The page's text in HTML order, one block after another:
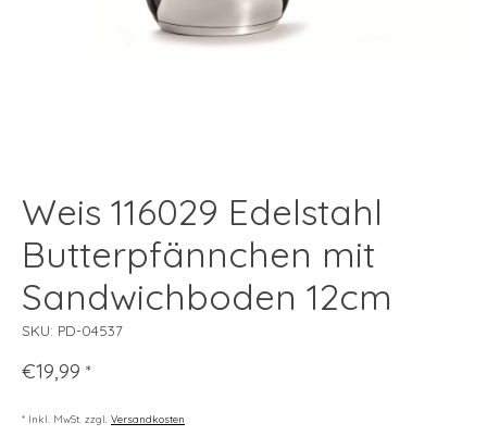
Weis 116029 Edelstahl
Butterpfännchen mit
Sandwichboden 12cm
SKU: PD-04537
€19,99 *
* Inkl. MwSt. zzgl. Versandkosten